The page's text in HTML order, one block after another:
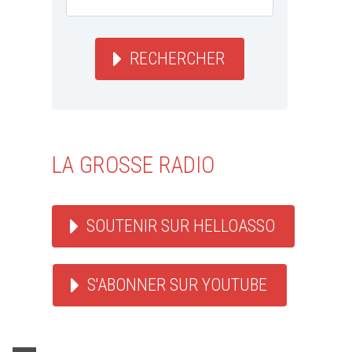
12/06
RECHERCHER
LA GROSSE RADIO
SOUTENIR SUR HELLOASSO
S'ABONNER SUR YOUTUBE